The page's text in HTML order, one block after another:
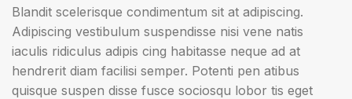
Blandit scelerisque condimentum sit at adipiscing.
Adipiscing vestibulum suspendisse nisi vene natis
iaculis ridiculus adipis cing habitasse neque ad at
hendrerit diam facilisi semper. Potenti pen atibus
quisque suspen disse fusce sociosqu lobor tis eget